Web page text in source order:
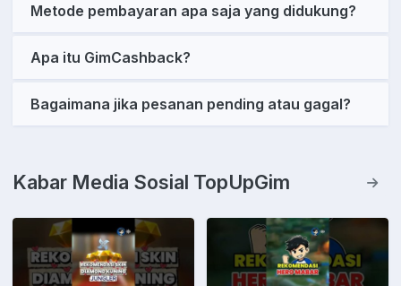
Metode pembayaran apa saja yang didukung?
Apa itu GimCashback?
Bagaimana jika pesanan pending atau gagal?
Kabar Media Sosial TopUpGim